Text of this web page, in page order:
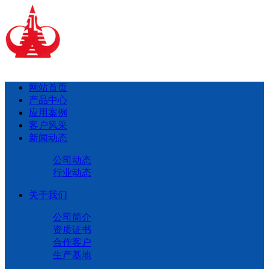
网站首页
产品中心
应用案例
客户风采
新闻动态
公司动态
行业动态
关于我们
公司简介
资质证书
合作客户
生产基地